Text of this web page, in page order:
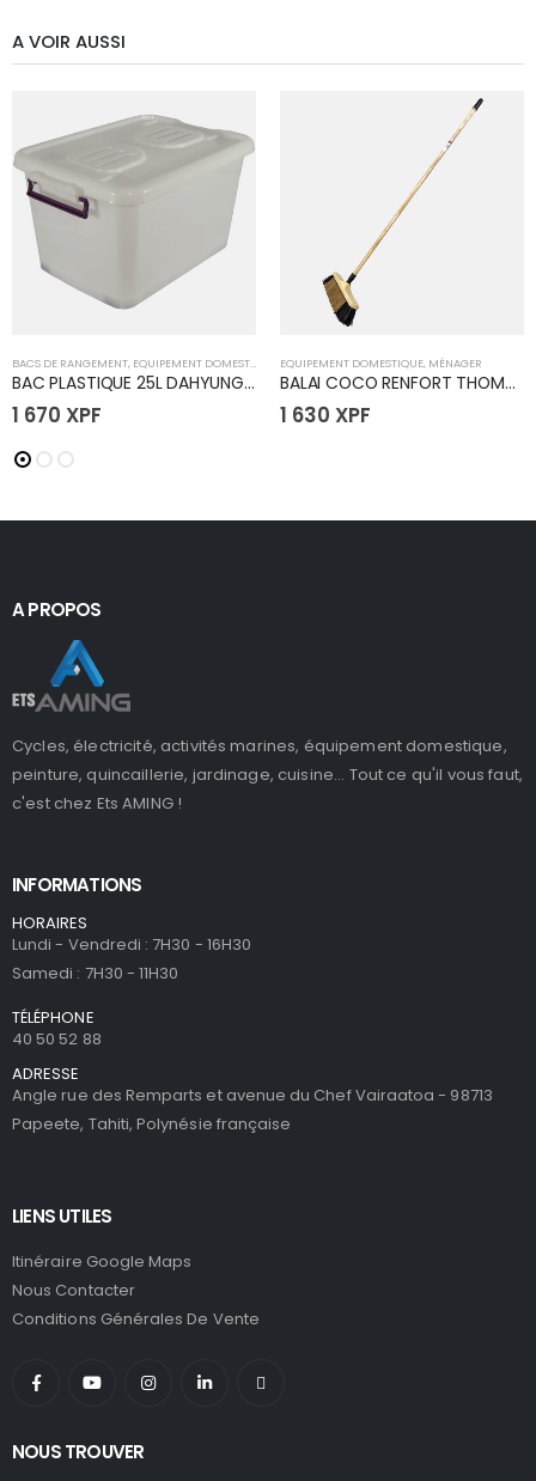
A VOIR AUSSI
BACS DE RANGEMENT, EQUIPEMENT DOMESTIQUE
BAC PLASTIQUE 25L DAHYUNG (S)
1 670 XPF
EQUIPEMENT DOMESTIQUE, MÉNAGER
BALAI COCO RENFORT THOMAS
1 630 XPF
A PROPOS
Cycles, électricité, activités marines, équipement domestique,
peinture, quincaillerie, jardinage, cuisine... Tout ce qu'il vous faut,
c'est chez Ets AMING !
INFORMATIONS
HORAIRES
Lundi - Vendredi : 7H30 - 16H30
Samedi : 7H30 - 11H30
TÉLÉPHONE
40 50 52 88
ADRESSE
Angle rue des Remparts et avenue du Chef Vairaatoa - 98713
Papeete, Tahiti, Polynésie française
LIENS UTILES
Itinéraire Google Maps
Nous Contacter
Conditions Générales De Vente
NOUS TROUVER